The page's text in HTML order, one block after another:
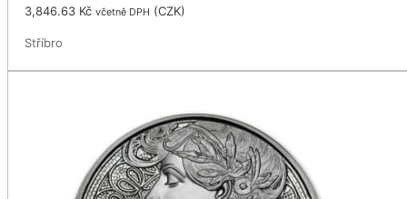
3,846.63 Kč včetně DPH (CZK)
Stříbro